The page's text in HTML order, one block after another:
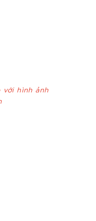
với hình ảnh